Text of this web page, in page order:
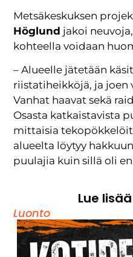
Metsäkeskuksen
Höglund jakoi
kohteella voidaan
– Alueelle jätetään
riistatiheikköjä, ja joen
Vanhat haavat sekä
Osasta katkaistavista
mittaisia
alueelta löytyy
puulajia kuin sillä oli
Lue
Luonto